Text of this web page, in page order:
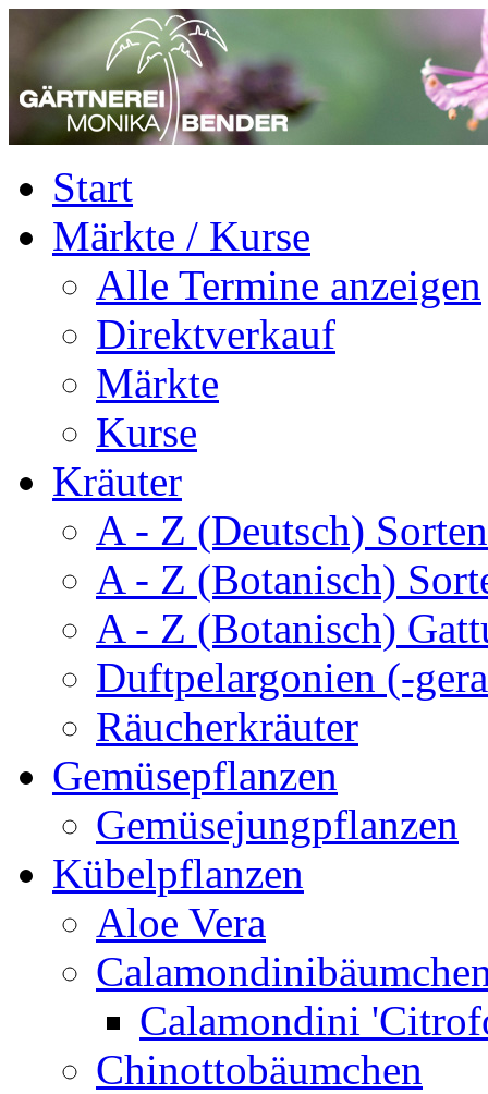
Start
Märkte / Kurse
Alle Termine anzeigen
Direktverkauf
Märkte
Kurse
Kräuter
A - Z (Deutsch)
A - Z (Botanisch)
A - Z (Botanisch)
Duftpelargonien (-
Räucherkräuter
Gemüsepflanzen
Gemüsejungpflanzen
Kübelpflanzen
Aloe Vera
Calamondini
Chinottobäumchen